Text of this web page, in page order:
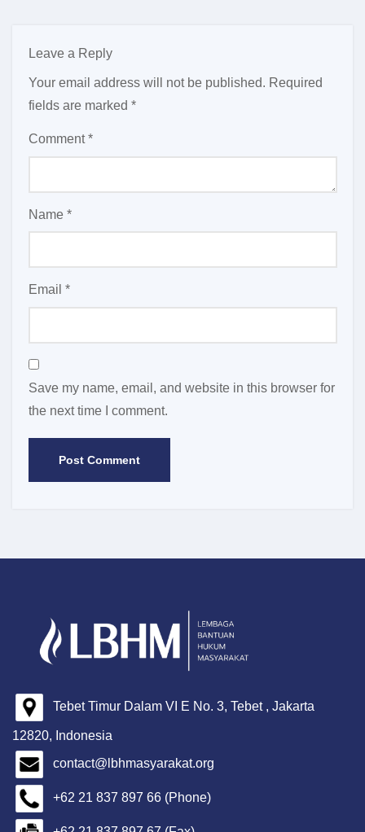
Leave a Reply
Your email address will not be published. Required
fields are marked *
Comment*
Name *
Email *
Save my name, email, and website in this browser for
the next time I comment.
Tebet Timur Dalam VI E No. 3, Tebet , Jakarta
12820, Indonesia
contact@lbhmasyarakat.org
+62 21 837 897 66 (Phone)